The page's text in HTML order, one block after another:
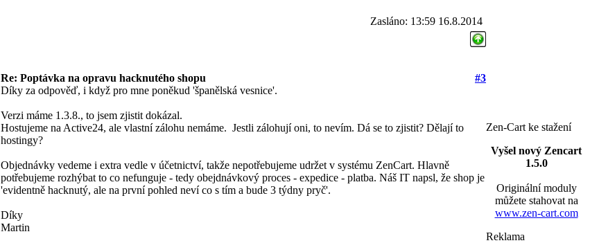
Zasláno: 13:59 16.8.2014
Re: Poptávka na opravu hacknutého shopu
#3
Díky za odpověď, i když pro mne poněkud 'španělská vesnice'.
Verzi máme 1.3.8., to jsem zjistit dokázal.
Hostujeme na Active24, ale vlastní zálohu nemáme. Jestli zálohují oni, to nevím. Dá se to zjistit? Dělají to
hostingy?
Objednávky vedeme i extra vedle v účetnictví, takže nepotřebujeme udržet v systému ZenCart. Hlavně
potřebujeme rozhýbat to co nefunguje - tedy obejdnávkový proces - expedice - platba. Náš IT napsl, že shop je
'evidentně hacknutý, ale na první pohled neví co s tím a bude 3 týdny pryč'.
Díky
Martin
Zen-Cart ke stažení
Vyšel nový Zencart
1.5.0
Originální moduly
můžete stahovat na
www.zen-cart.com
Reklama